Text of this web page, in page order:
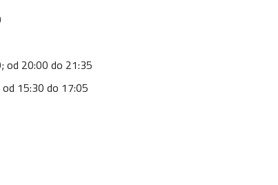
od 20:00 do 21:35
15:30 do 17:05